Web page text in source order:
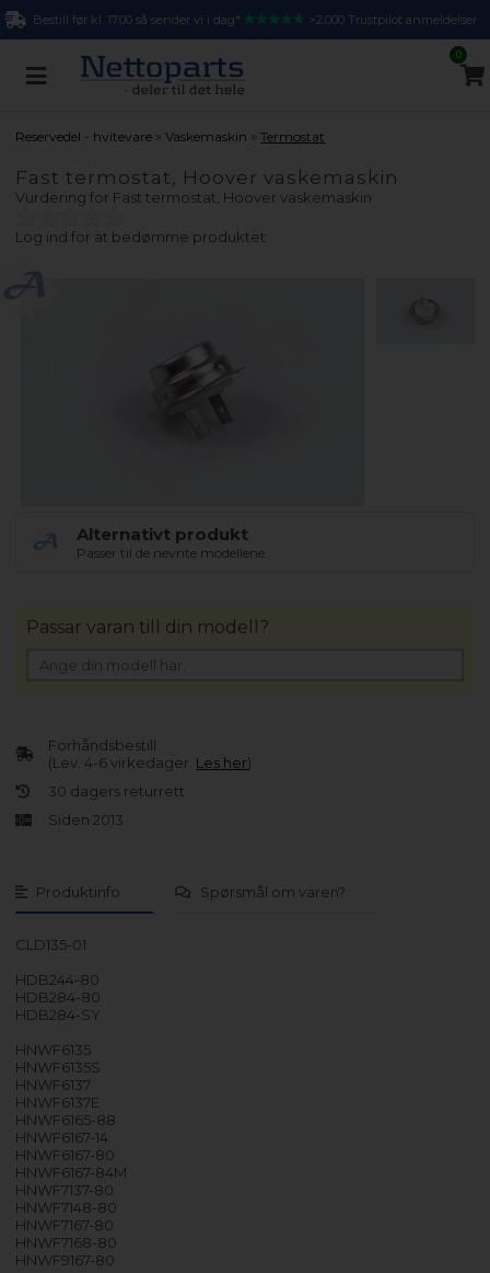
Bestill før kl. 17.00 så sender vi i dag* >2.000 Trustpilot anmeldelser
0
Reservedel - hvitevare »Vaskemaskin »Termostat
Fast termostat, Hoover vaskemaskin
Vurdering for Fast termostat, Hoover vaskemaskin
Log ind for at bedømme produktet
Alternativt produkt
Passer til de nevnte modellene.
Produktinfo Spørsmål om varen?
CLD135-01
HDB244-80
HDB284-80
HDB284-SY
HNWF6135
HNWF6135S
HNWF6137
HNWF6137E
HNWF6165-88
HNWF6167-14
HNWF6167-80
HNWF6167-84M
HNWF7137-80
HNWF7148-80
HNWF7167-80
HNWF7168-80
HNWF9167-80
Forhåndsbestill
(Lev. 4-6 virkedager. Les her)
30 dagers returrett
Siden 2013
Passar varan till din modell?